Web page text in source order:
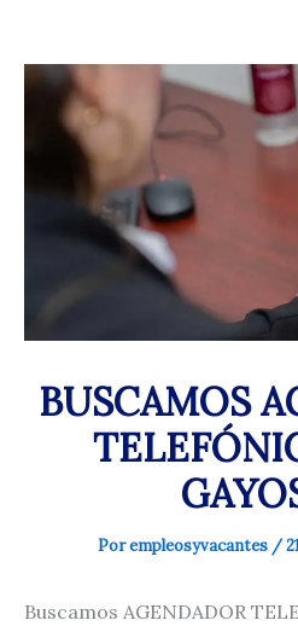
BUSCAMOS
Porempleosyvacantes /
Buscamos AGENDADOR